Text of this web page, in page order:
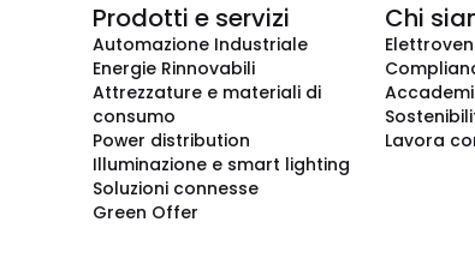
Prodotti e servizi
Automazione Industriale
Energie Rinnovabili
Attrezzature e materiali di
consumo
Power distribution
Illuminazione e smart lighting
Soluzioni connesse
Green Offer
Chi
Lavora